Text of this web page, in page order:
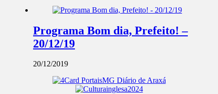
Programa Bom dia, Prefeito! –
20/12/19
20/12/2019